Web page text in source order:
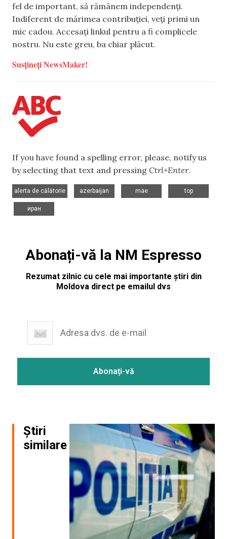
fel de important, să rămânem independenți.
Indiferent de mărimea contribuției, veți primi un
mic cadou. Accesați linkul pentru a fi complicele
nostru. Nu este greu, ba chiar plăcut.
Susțineți NewsMaker!
If you have found a spelling error, please, notify us
by selecting that text and pressing Ctrl+Enter.
alerta de călătorie
azerbaijan
mae
top
иран
Abonați-vă la NM Espresso
Rezumat zilnic cu cele mai importante știri din
Moldova direct pe emailul dvs
Știri
similare